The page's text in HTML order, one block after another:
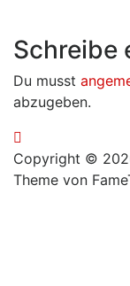
Schreibe
Du musst
abzugeben.
Copyright ©
Theme von